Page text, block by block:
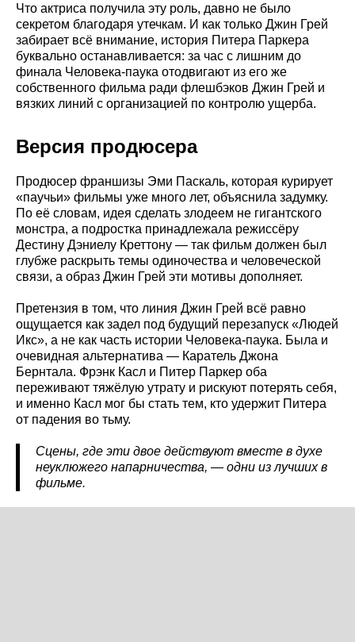
Что актриса получила эту роль, давно не было
секретом благодаря утечкам. И как только Джин Грей
забирает всё внимание, история Питера Паркера
буквально останавливается: за час с лишним до
финала Человека-паука отодвигают из его же
собственного фильма ради флешбэков Джин Грей и
вязких линий с организацией по контролю ущерба.
Версия продюсера
Продюсер франшизы Эми Паскаль, которая курирует
«паучьи» фильмы уже много лет, объяснила задумку.
По её словам, идея сделать злодеем не гигантского
монстра, а подростка принадлежала режиссёру
Дестину Дэниелу Креттону — так фильм должен был
глубже раскрыть темы одиночества и человеческой
связи, а образ Джин Грей эти мотивы дополняет.
Претензия в том, что линия Джин Грей всё равно
ощущается как задел под будущий перезапуск «Людей
Икс», а не как часть истории Человека-паука. Была и
очевидная альтернатива — Каратель Джона
Бернтала. Фрэнк Касл и Питер Паркер оба
переживают тяжёлую утрату и рискуют потерять себя,
и именно Касл мог бы стать тем, кто удержит Питера
от падения во тьму.
Сцены, где эти двое действуют вместе в духе
неуклюжего напарничества, — одни из лучших в
фильме.